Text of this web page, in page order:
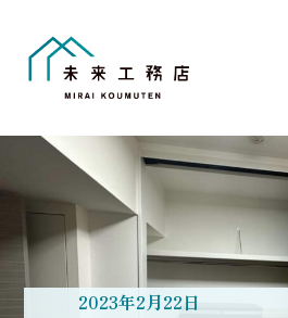
2023年2月22日